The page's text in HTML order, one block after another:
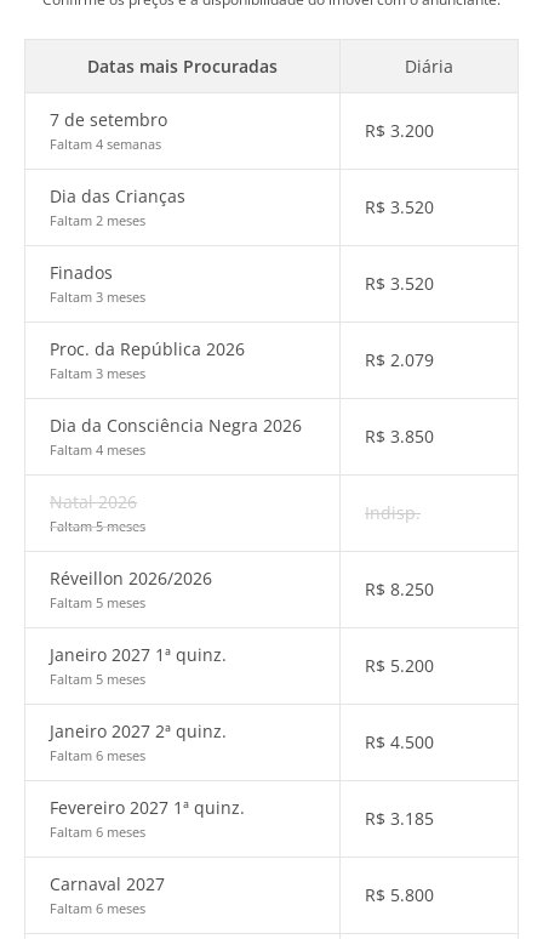
Datas mais Procuradas Diária
7 de setembro
Faltam 4 semanas
R$ 3.200
Dia das Crianças
Faltam 2 meses
R$ 3.520
Finados
Faltam 3 meses
R$ 3.520
Proc. da República 2026
Faltam 3 meses
R$ 2.079
Dia da Consciência Negra 2026
Faltam 4 meses
R$ 3.850
Natal 2026
Faltam 5 meses
Indisp.
Réveillon 2026/2026
Faltam 5 meses
R$ 8.250
Janeiro 2027 1ª quinz.
Faltam 5 meses
R$ 5.200
Janeiro 2027 2ª quinz.
Faltam 6 meses
R$ 4.500
Fevereiro 2027 1ª quinz.
Faltam 6 meses
R$ 3.185
Carnaval 2027
Faltam 6 meses
R$ 5.800